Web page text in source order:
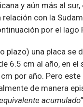
y aún más al
con la
por el lago
una placa se
6.5 cm al año, en
por año. Pero
de manera
acumulado